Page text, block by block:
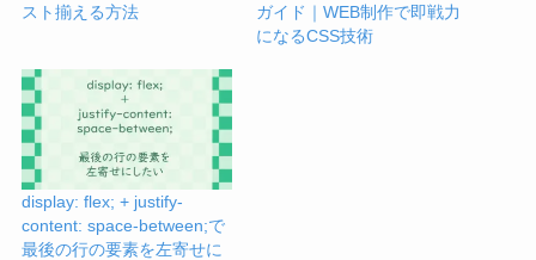
スト揃える方法
ガイド｜WEB制作で即戦力
になるCSS技術
display: flex; + justify-
content: space-between;で
最後の行の要素を左寄せに